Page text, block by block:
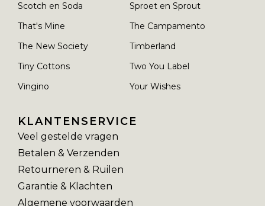
Scotch en Soda
Sproet en Sprout
That's Mine
The Campamento
The New Society
Timberland
Tiny Cottons
Two You Label
Vingino
Your Wishes
KLANTENSERVICE
Veel gestelde vragen
Betalen & Verzenden
Retourneren & Ruilen
Garantie & Klachten
Algemene voorwaarden